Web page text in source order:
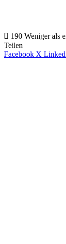
190 Weniger als
Teilen
Facebook X